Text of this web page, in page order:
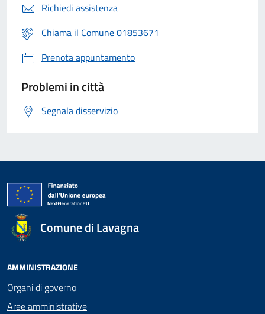
Richiedi assistenza
Chiama il Comune 01853671
Prenota appuntamento
Problemi in città
Segnala disservizio
Comune di Lavagna
AMMINISTRAZIONE
Organi di governo
Aree amministrative